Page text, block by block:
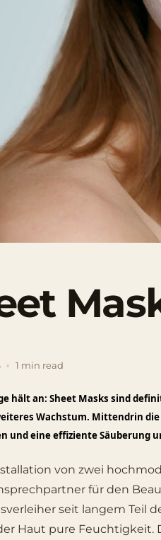
• 1 min read
hält an: Sheet Masks sind
Wachstum. Mittendrin
und eine effiziente Säuberung
von zwei
für den
seit langem Teil
Haut pure Feuchtigkeit.